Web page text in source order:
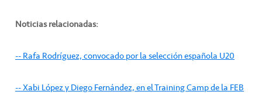
Noticias relacionadas:
-- Rafa Rodríguez, convocado por la selección española U20
-- Xabi López y Diego Fernández, en el Training Camp de la FEB